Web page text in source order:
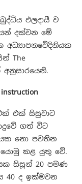
ඵලදායී ව
දක්වන මේ
අධ්‍යාපනවේදිනියක
The
අනුසාරයෙනි.
එක් සිසුවාට
ගත් විට
නො පවතින
යොමු කළ යුතු වේ.
සිසූන් 20 ‍පමණ
40 ද ඉක්මවන